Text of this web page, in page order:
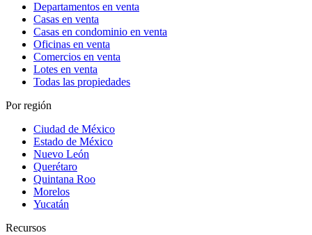
Departamentos en venta
Casas en venta
Casas en condominio en venta
Oficinas en venta
Comercios en venta
Lotes en venta
Todas las propiedades
Por región
Ciudad de México
Estado de México
Nuevo León
Querétaro
Quintana Roo
Morelos
Yucatán
Recursos